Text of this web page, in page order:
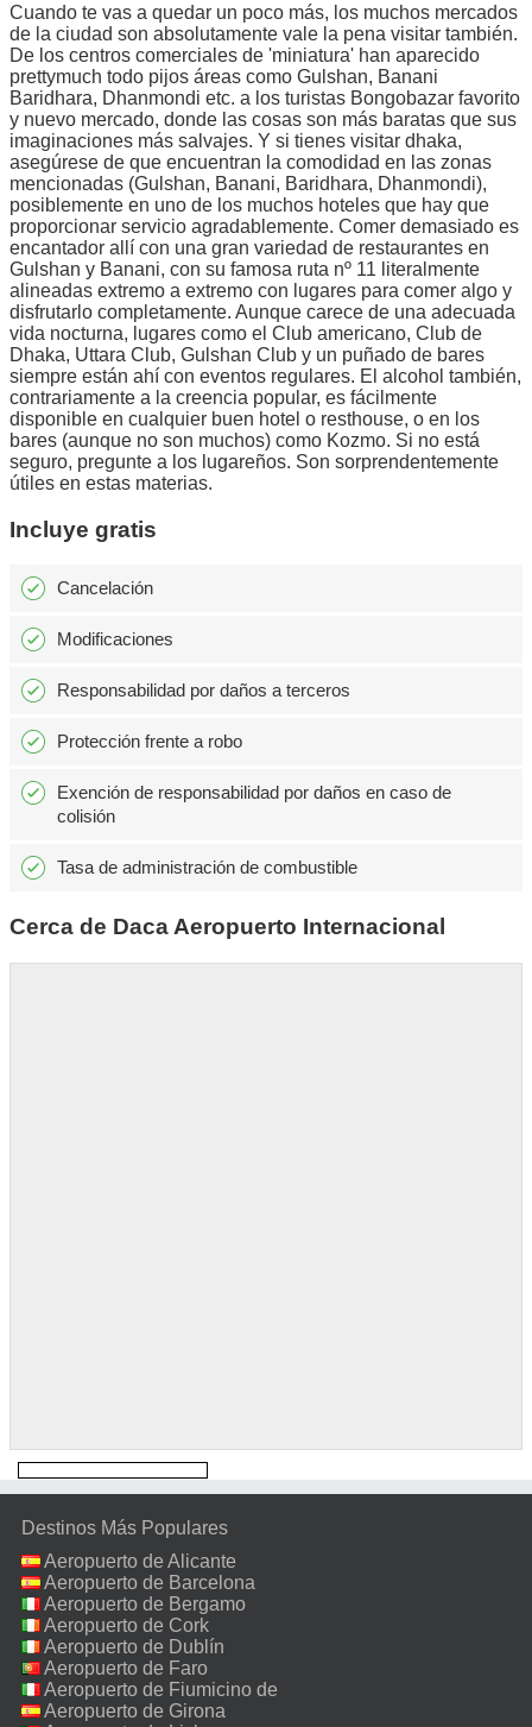
Cuando te vas a quedar un poco más, los muchos mercados
de la ciudad son absolutamente vale la pena visitar también.
De los centros comerciales de 'miniatura' han aparecido
prettymuch todo pijos áreas como Gulshan, Banani
Baridhara, Dhanmondi etc. a los turistas Bongobazar favorito
y nuevo mercado, donde las cosas son más baratas que sus
imaginaciones más salvajes. Y si tienes visitar dhaka,
asegúrese de que encuentran la comodidad en las zonas
mencionadas (Gulshan, Banani, Baridhara, Dhanmondi),
posiblemente en uno de los muchos hoteles que hay que
proporcionar servicio agradablemente. Comer demasiado es
encantador allí con una gran variedad de restaurantes en
Gulshan y Banani, con su famosa ruta nº 11 literalmente
alineadas extremo a extremo con lugares para comer algo y
disfrutarlo completamente. Aunque carece de una adecuada
vida nocturna, lugares como el Club americano, Club de
Dhaka, Uttara Club, Gulshan Club y un puñado de bares
siempre están ahí con eventos regulares. El alcohol también,
contrariamente a la creencia popular, es fácilmente
disponible en cualquier buen hotel o resthouse, o en los
bares (aunque no son muchos) como Kozmo. Si no está
seguro, pregunte a los lugareños. Son sorprendentemente
útiles en estas materias.
Incluye gratis
Cancelación
Modificaciones
Responsabilidad por daños a terceros
Protección frente a robo
Exención de responsabilidad por daños en caso de
colisión
Tasa de administración de combustible
Cerca de Daca Aeropuerto Internacional
Destinos Más Populares
Aeropuerto de Alicante
Aeropuerto de Barcelona
Aeropuerto de Bergamo
Aeropuerto de Cork
Aeropuerto de Dublín
Aeropuerto de Faro
Aeropuerto de Fiumicino de
Roma
Aeropuerto de Girona